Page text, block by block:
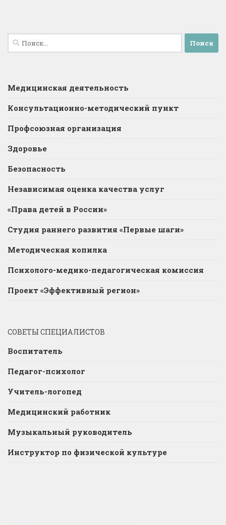
Найти:
Медицинская деятельность
Консультационно-методический пункт
Профсоюзная организация
Здоровье
Безопасность
Независимая оценка качества услуг
«Права детей в России»
Студия раннего развития «Первые шаги»
Методическая копилка
Психолого-медико-педагогическая комиссия
Проект «Эффективный регион»
СОВЕТЫ СПЕЦИАЛИСТОВ
Воспитатель
Педагог-психолог
Учитель-логопед
Медицинский работник
Музыкальный руководитель
Инструктор по физической культуре